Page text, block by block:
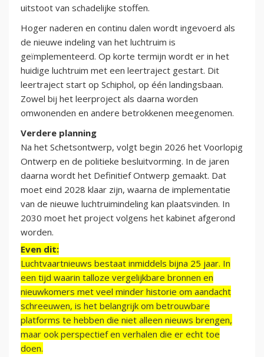
uitstoot van schadelijke stoffen.
Hoger naderen en continu dalen wordt ingevoerd als
de nieuwe indeling van het luchtruim is
geïmplementeerd. Op korte termijn wordt er in het
huidige luchtruim met een leertraject gestart. Dit
leertraject start op Schiphol, op één landingsbaan.
Zowel bij het leerproject als daarna worden
omwonenden en andere betrokkenen meegenomen.
Verdere planning
Na het Schetsontwerp, volgt begin 2026 het Voorlopig
Ontwerp en de politieke besluitvorming. In de jaren
daarna wordt het Definitief Ontwerp gemaakt. Dat
moet eind 2028 klaar zijn, waarna de implementatie
van de nieuwe luchtruimindeling kan plaatsvinden. In
2030 moet het project volgens het kabinet afgerond
worden.
Even dit:
Luchtvaartnieuws bestaat inmiddels bijna 25 jaar. In
een tijd waarin talloze vergelijkbare bronnen en
nieuwkomers met veel minder historie om aandacht
schreeuwen, is het belangrijk om betrouwbare
platforms te hebben die niet alleen nieuws brengen,
maar ook perspectief en verhalen die er echt toe
doen.